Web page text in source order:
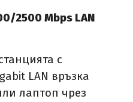
2500 Mbps LAN
с
LAN връзка
лаптоп чрез